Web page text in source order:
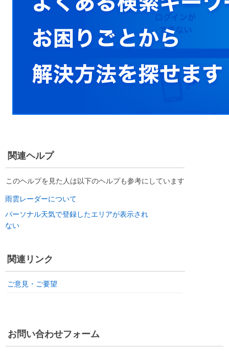
関連ヘルプ
このヘルプを見た人は以下のヘルプも参考にしています
雨雲レーダーについて
パーソナル天気で登録したエリアが表示され
ない
関連リンク
ご意見・ご要望
お問い合わせフォーム